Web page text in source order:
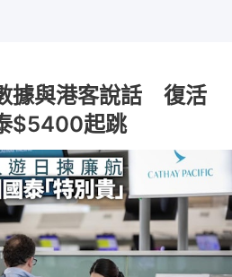
據與港客說話 復活
$5400起跳